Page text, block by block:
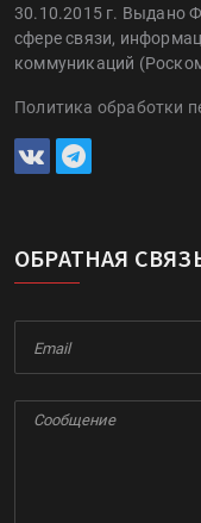
30.10.2015 г. Выдано
сфере связи,
коммуникаций
Политика обработки
ОБРАТНАЯ